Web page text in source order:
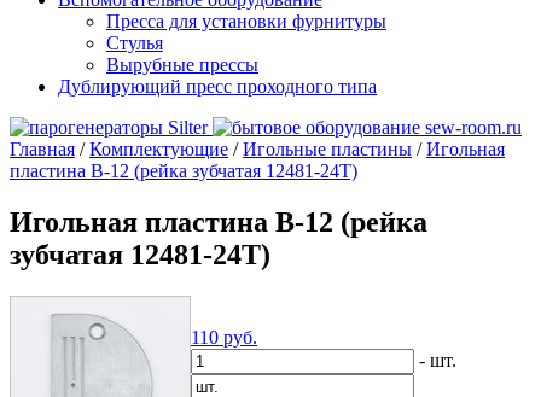
Пресса для установки фурнитуры
Стулья
Вырубные прессы
Дублирующий пресс проходного типа
Главная /Комплектующие /Игольные пластины /Игольная
пластина B-12 (рейка зубчатая 12481-24Т)
Игольная пластина B-12 (рейка
зубчатая 12481-24Т)
110 руб.
- шт.